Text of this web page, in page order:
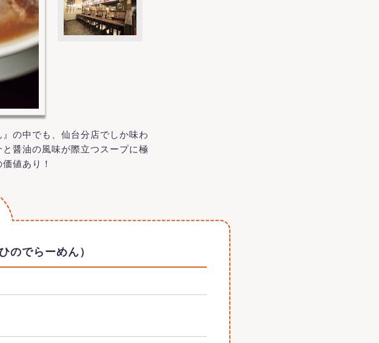
の中でも、仙台分店でしか味わ
醤油の風味が際立つスープに極
値あり！
のでらーめん）